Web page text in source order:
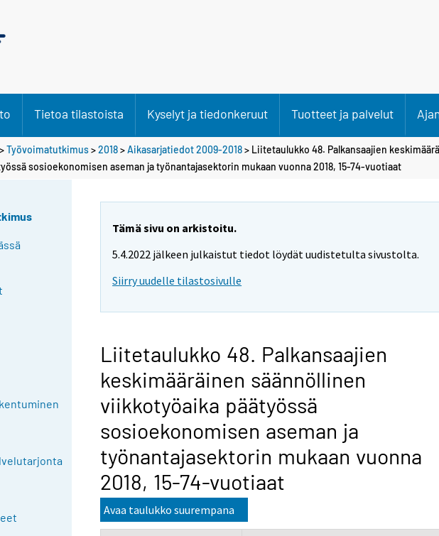
Tietoa tilastoista Kyselyt ja tiedonkeruut Tuotteet ja palvelut
>Työvoimatutkimus>2018>Aikasarjatiedot 2009-2018> Liitetaulukko 48. Palkansaajien
sosioekonomisen aseman ja työnantajasektorin mukaan vuonna 2018, 15-74-vuotiaat
Tämä sivu on arkistoitu.
5.4.2022 jälkeen julkaistut tiedot löydät uudistetulta sivustolta.
Siirry uudelle tilastosivulle
Liitetaulukko 48. Palkansaajien
keskimääräinen säännöllinen
viikkotyöaika päätyössä
sosioekonomisen aseman ja
työnantajasektorin mukaan vuonna
2018, 15-74-vuotiaat
Avaa taulukko suurempana